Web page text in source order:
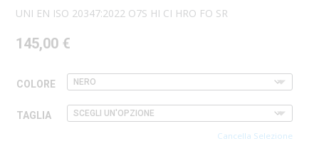
UNI EN ISO 20347:2022 O7S HI CI HRO FO SR
145,00 €
COLORE
TAGLIA
Cancella Selezione